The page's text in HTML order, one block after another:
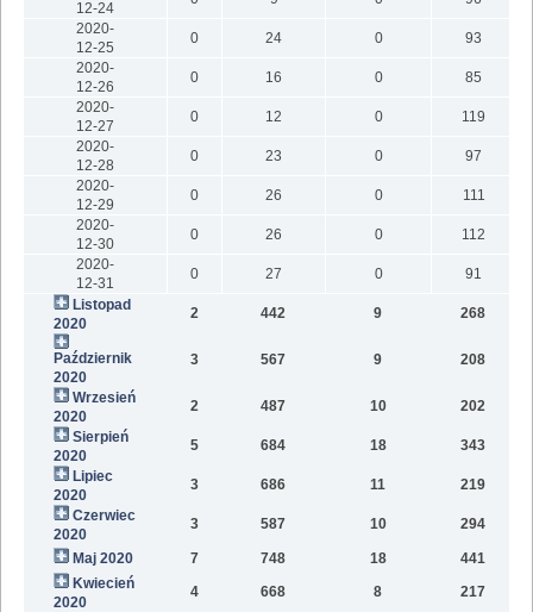
12-24
2020-
12-25
0 24 0
93
2020-
12-26
0 16 0
85
2020-
12-27
0 12 0
119
2020-
12-28
0 23 0
97
2020-
12-29
0 26 0
111
2020-
12-30
0 26 0
112
2020-
12-31
0 27 0
91
Listopad
2020
2 442 9 268
Październik
2020
3 567 9 208
Wrzesień
2020
2 487 10 202
Sierpień
2020
5 684 18 343
Lipiec
2020
3 686 11 219
Czerwiec
2020
3 587 10 294
Maj 2020 7 748 18 441
Kwiecień
2020
4 668 8 217